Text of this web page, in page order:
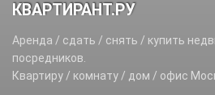
КВАРТИРАНТ.РУ
Аренда / сдать / снять / купить
посредников.
Квартиру / комнату / дом / офис